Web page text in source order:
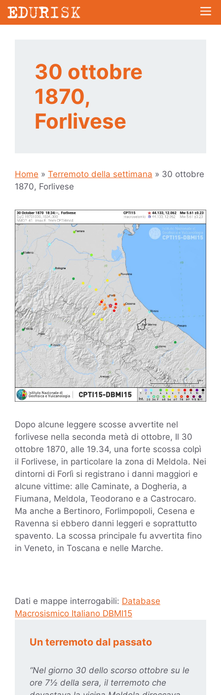
Vai
30 ottobre
1870,
Forlivese
Home » Terremoto della settimana » 30 ottobre
1870, Forlivese
Dopo alcune leggere scosse avvertite nel
forlivese nella seconda metà di ottobre, Il 30
ottobre 1870, alle 19.34, una forte scossa colpì
il Forlivese, in particolare la zona di Meldola. Nei
dintorni di Forlì si registrano i danni maggiori e
alcune vittime: alle Caminate, a Dogheria, a
Fiumana, Meldola, Teodorano e a Castrocaro.
Ma anche a Bertinoro, Forlimpopoli, Cesena e
Ravenna si ebbero danni leggeri e soprattutto
spavento. La scossa principale fu avvertita fino
in Veneto, in Toscana e nelle Marche.
Dati e mappe interrogabili: Database
Macrosismico Italiano DBMI15
Un terremoto dal passato
“Nel giorno 30 dello scorso ottobre su le
ore 7½ della sera, il terremoto che